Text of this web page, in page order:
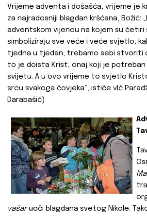
Vrijeme adventa i došašća, vrijeme je
za najradosniji blagdan kršćana, Božić:
adventskom vijencu na kojem su četiri
simboliziraju sve veće i veće svjetlo,
tjedna u tjedan, trebamo sebi stvoriti
to je doista Krist, onaj koji je potreban
svijetu. A u ovo vrijeme to svjetlo
srcu svakoga čovjeka“, ističe vlč
Darabašić)
vašaruoči blagdana svetog Nikole.